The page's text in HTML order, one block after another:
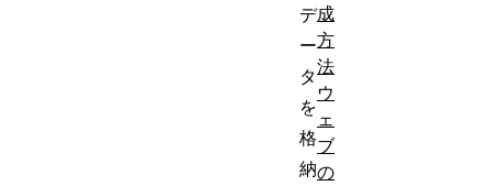
デ
ー
タ
を
格
納
成
方
法
ウ
ェ
ブ
の